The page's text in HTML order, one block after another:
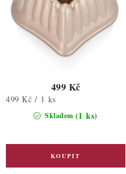
Skladem (1 ks)
499 Kč
Měrná
499 Kč / 1 ks